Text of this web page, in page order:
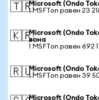
🇹🇷Microsoft (Ondo
1 MSFTon равен 23
🇰🇷Microsoft (Ondo
вона
1 MSFTon равен 692
🇷🇺Microsoft (Ondo
1 MSFTon равен 39
Microsoft (Ondo